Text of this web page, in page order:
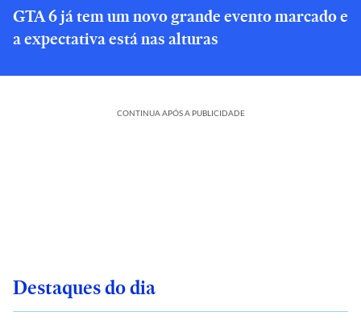
GTA 6 já tem um novo grande evento marcado e
a expectativa está nas alturas
CONTINUA APÓS A PUBLICIDADE
Destaques do dia